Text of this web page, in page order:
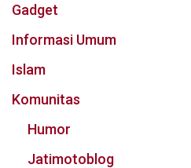
Gadget
Informasi Umum
Islam
Komunitas
Humor
Jatimotoblog